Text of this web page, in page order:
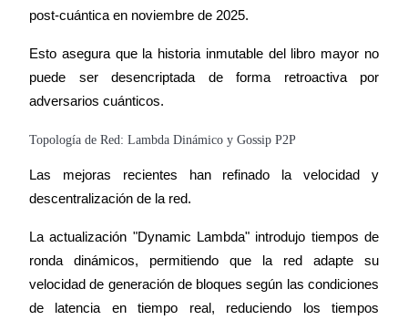
post-cuántica en noviembre de 2025.
Esto asegura que la historia inmutable del libro mayor no
puede ser desencriptada de forma retroactiva por
adversarios cuánticos.
Topología de Red: Lambda Dinámico y Gossip P2P
Las mejoras recientes han refinado la velocidad y
descentralización de la red.
La actualización "Dynamic Lambda" introdujo tiempos de
ronda dinámicos, permitiendo que la red adapte su
velocidad de generación de bloques según las condiciones
de latencia en tiempo real, reduciendo los tiempos